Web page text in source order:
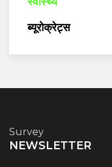
ब्यूरोक्रेट्स
Survey
NEWSLETTER